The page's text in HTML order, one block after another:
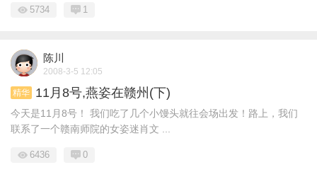
5734 1
陈川
2008-3-5 12:05
精华 11月8号,燕姿在赣州(下)
今天是11月8号！ 我们吃了几个小馒头就往会场出发！路上，我们
联系了一个赣南师院的女姿迷肖文 ...
6436 0